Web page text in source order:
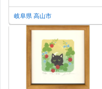
岐阜県 高山市